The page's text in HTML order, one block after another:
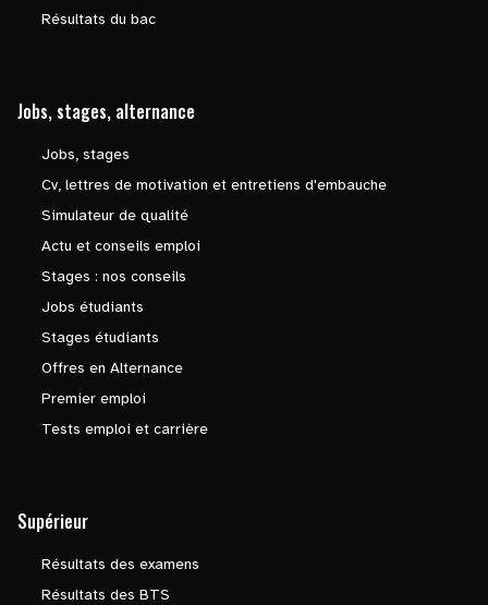
Résultats du bac
Jobs, stages, alternance
Jobs, stages
Cv, lettres de motivation et entretiens d'embauche
Simulateur de qualité
Actu et conseils emploi
Stages : nos conseils
Jobs étudiants
Stages étudiants
Offres en Alternance
Premier emploi
Tests emploi et carrière
Supérieur
Résultats des examens
Résultats des BTS